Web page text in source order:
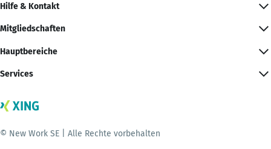
Hilfe & Kontakt
Mitgliedschaften
Hauptbereiche
Services
© New Work SE | Alle Rechte vorbehalten